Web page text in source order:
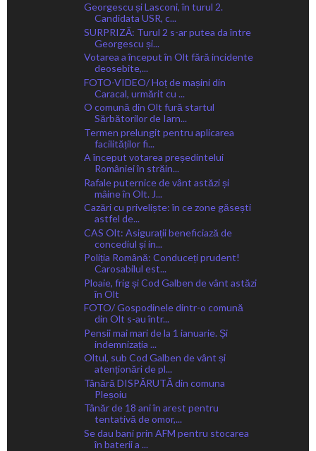
Georgescu și Lasconi, în turul 2.
Candidata USR, c...
SURPRIZĂ: Turul 2 s-ar putea da între
Georgescu și...
Votarea a început în Olt fără incidente
deosebite,...
FOTO-VIDEO/ Hoț de mașini din
Caracal, urmărit cu ...
O comună din Olt fură startul
Sărbătorilor de Iarn...
Termen prelungit pentru aplicarea
facilităților fi...
A început votarea președintelui
României în străin...
Rafale puternice de vânt astăzi și
mâine în Olt. J...
Cazări cu priveliște: în ce zone găsești
astfel de...
CAS Olt: Asigurații beneficiază de
concediul și in...
Poliția Română: Conduceți prudent!
Carosabilul est...
Ploaie, frig și Cod Galben de vânt astăzi
în Olt
FOTO/ Gospodinele dintr-o comună
din Olt s-au într...
Pensii mai mari de la 1 ianuarie. Și
indemnizația ...
Oltul, sub Cod Galben de vânt și
atenționări de pl...
Tânără DISPĂRUTĂ din comuna
Pleșoiu
Tânăr de 18 ani în arest pentru
tentativă de omor,...
Se dau bani prin AFM pentru stocarea
în baterii a ...